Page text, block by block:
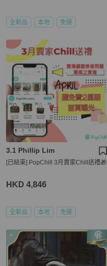
全新品 本地 免運
3.1 Phillip Lim
[已結束] PopChill 3月賣家Chill送禮🎁
HKD 4,846
全新品 本地 免運